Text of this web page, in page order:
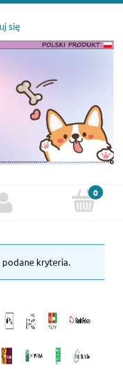
się
podane kryteria.